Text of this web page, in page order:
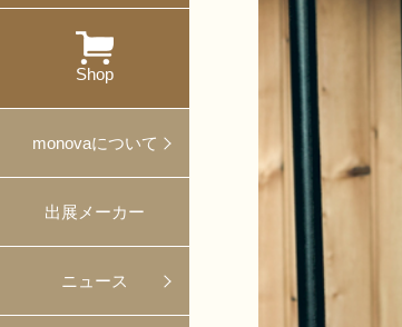
Shop
monovaについて
プロデュース事例
ギフト・ノベルティ
出展メーカー
ニュース